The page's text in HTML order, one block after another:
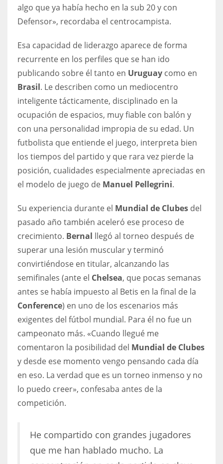
algo que ya había hecho en la sub 20 y con
Defensor», recordaba el centrocampista.
Esa capacidad de liderazgo aparece de forma
recurrente en los perfiles que se han ido
publicando sobre él tanto en Uruguay como en
Brasil. Le describen como un mediocentro
inteligente tácticamente, disciplinado en la
ocupación de espacios, muy fiable con balón y
con una personalidad impropia de su edad. Un
futbolista que entiende el juego, interpreta bien
los tiempos del partido y que rara vez pierde la
posición, cualidades especialmente apreciadas en
el modelo de juego de Manuel Pellegrini.
Su experiencia durante el Mundial de Clubes del
pasado año también aceleró ese proceso de
crecimiento. Bernal llegó al torneo después de
superar una lesión muscular y terminó
convirtiéndose en titular, alcanzando las
semifinales (ante el Chelsea, que pocas semanas
antes se había impuesto al Betis en la final de la
Conference) en uno de los escenarios más
exigentes del fútbol mundial. Para él no fue un
campeonato más. «Cuando llegué me
comentaron la posibilidad del Mundial de Clubes
y desde ese momento vengo pensando cada día
en eso. La verdad que es un torneo inmenso y no
lo puedo creer», confesaba antes de la
competición.
He compartido con grandes jugadores
que me han hablado mucho. La